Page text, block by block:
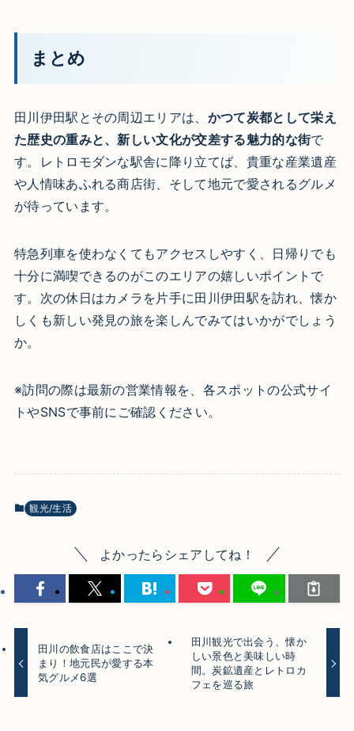
まとめ
田川伊田駅とその周辺エリアは、 かつて炭都として栄え
た歴史の重みと、新しい文化が交差する魅力的な街で
す。レトロモダンな駅舎に降り立てば、貴重な産業遺産
や人情味あふれる商店街、そして地元で愛されるグルメ
が待っています。
特急列車を使わなくてもアクセスしやすく、日帰りでも
十分に満喫できるのがこのエリアの嬉しいポイントで
す。次の休日はカメラを片手に田川伊田駅を訪れ、懐か
しくも新しい発見の旅を楽しんでみてはいかがでしょう
か。
※訪問の際は最新の営業情報を、各スポットの公式サイ
トやSNSで事前にご確認ください。
観光/生活
よかったらシェアしてね！
田川の飲食店はここで決
まり！地元民が愛する本
気グルメ6選
田川観光で出会う、懐か
しい景色と美味しい時
間。炭鉱遺産とレトロカ
フェを巡る旅